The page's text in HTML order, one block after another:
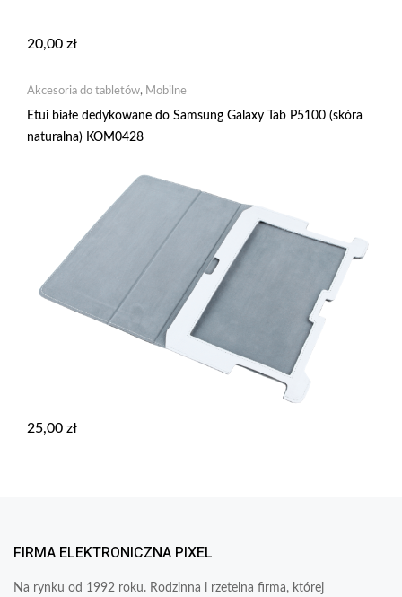
20,00 zł
Akcesoria do tabletów, Mobilne
Etui białe dedykowane do Samsung Galaxy Tab P5100 (skóra
naturalna) KOM0428
25,00 zł
FIRMA ELEKTRONICZNA PIXEL
Na rynku od 1992 roku. Rodzinna i rzetelna firma, której